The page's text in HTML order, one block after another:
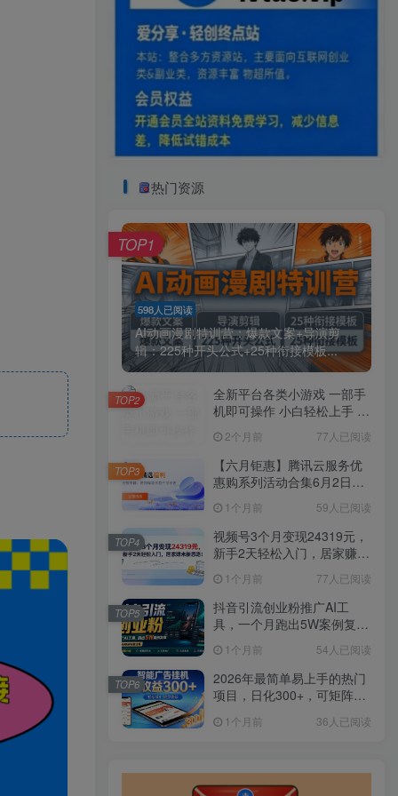
热门资源
598人已阅读
AI动画漫剧特训营：爆款文案+导演剪
辑：225种开头公式+25种衔接模板...
TOP1
全新平台各类小游戏 一部手
机即可操作 小白轻松上手 长
2个月前 77人已阅读
TOP2
【六月钜惠】腾讯云服务优
惠购系列活动合集6月2日更
1个月前 59人已阅读
TOP3
视频号3个月变现24319元，
新手2天轻松入门，居家赚米
1个月前 77人已阅读
TOP4
抖音引流创业粉推广AI工
具，一个月跑出5W案例复
1个月前 54人已阅读
TOP5
2026年最简单易上手的热门
项目，日化300+，可矩阵操
1个月前 36人已阅读
TOP6